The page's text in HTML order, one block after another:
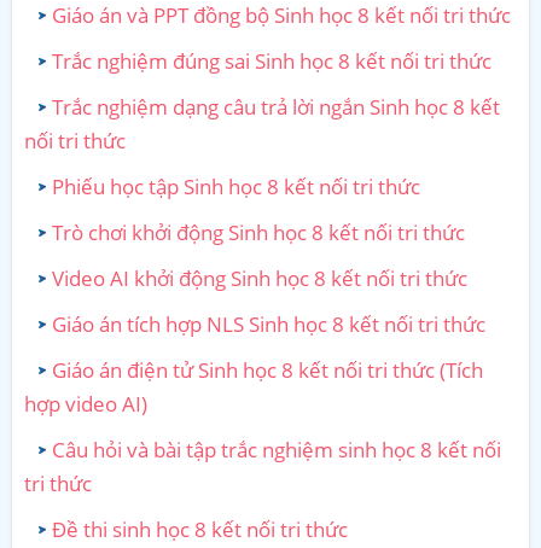
Giáo án và PPT đồng bộ Sinh học 8 kết nối tri thức
Trắc nghiệm đúng sai Sinh học 8 kết nối tri thức
Trắc nghiệm dạng câu trả lời ngắn Sinh học 8 kết
nối tri thức
Phiếu học tập Sinh học 8 kết nối tri thức
Trò chơi khởi động Sinh học 8 kết nối tri thức
Video AI khởi động Sinh học 8 kết nối tri thức
Giáo án tích hợp NLS Sinh học 8 kết nối tri thức
Giáo án điện tử Sinh học 8 kết nối tri thức (Tích
hợp video AI)
Câu hỏi và bài tập trắc nghiệm sinh học 8 kết nối
tri thức
Đề thi sinh học 8 kết nối tri thức